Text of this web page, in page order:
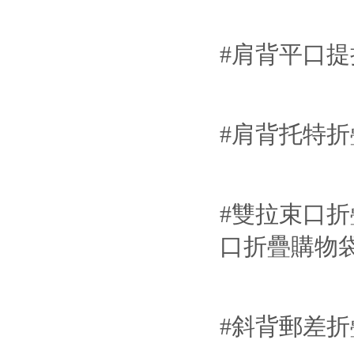
#肩背平口
#肩背托特
#雙拉束口
口折疊購物
#斜背郵差